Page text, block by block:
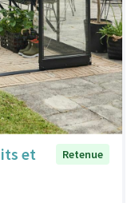
et
Retenue